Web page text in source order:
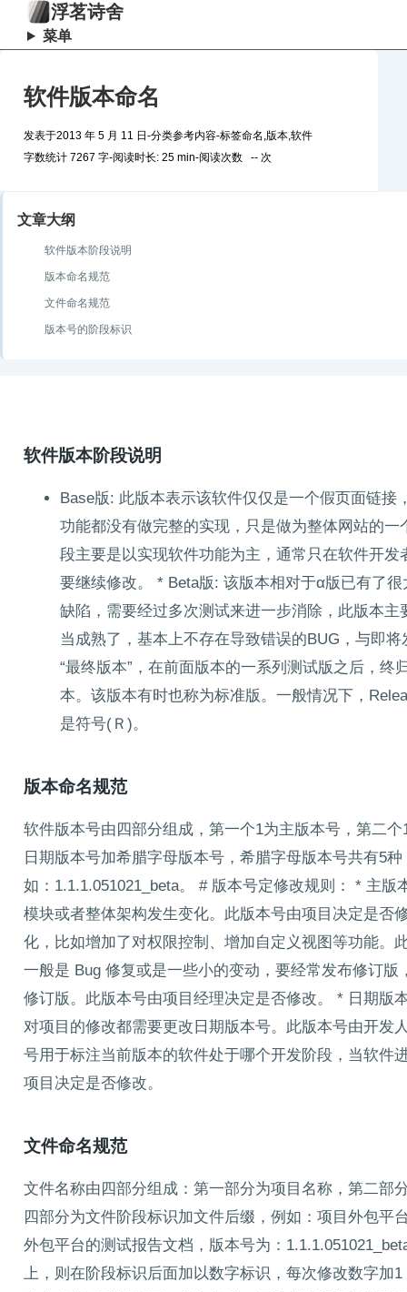
浮茗诗舍
菜单
软件版本命名
发表于2013 年 5 月 11 日 -分类参考内容-标签命名 ,版本,软件
字数统计 7267 字-阅读时长: 25 min-阅读次数 -- 次
软件版本阶段说明
Base版: 此版本表示该软件仅仅是一个假页面链
功能都没有做完整的实现，只是做为整体网站的
段主要是以实现软件功能为主，通常只在软件开
要继续修改。 * Beta版: 该版本相对于α版已有了
缺陷，需要经过多次测试来进一步消除，此版本
当成熟了，基本上不存在导致错误的BUG，与即
“最终版本”，在前面版本的一系列测试版之后，
本。该版本有时也称为标准版。一般情况下，
是符号(Ｒ)。
版本命名规范
软件版本号由四部分组成，第一个1为主版本号，第二
日期版本号加希腊字母版本号，希腊字母版本号共有5
如：1.1.1.051021_beta。 # 版本号定修改规则： * 主
模块或者整体架构发生变化。此版本号由项目决定是否
化，比如增加了对权限控制、增加自定义视图等功能。
一般是 Bug 修复或是一些小的变动，要经常发布修订
修订版。此版本号由项目经理决定是否修改。 * 日期版
对项目的修改都需要更改日期版本号。此版本号由开发
号用于标注当前版本的软件处于哪个开发阶段，当软件
项目决定是否修改。
文件命名规范
文件名称由四部分组成：第一部分为项目名称，第二部
四部分为文件阶段标识加文件后缀，例如：项目外包平
外包平台的测试报告文档，版本号为：
上，则在阶段标识后面加以数字标识，每次修改数字加
文章大纲
软件版本阶段说明
版本命名规范
文件命名规范
版本号的阶段标识